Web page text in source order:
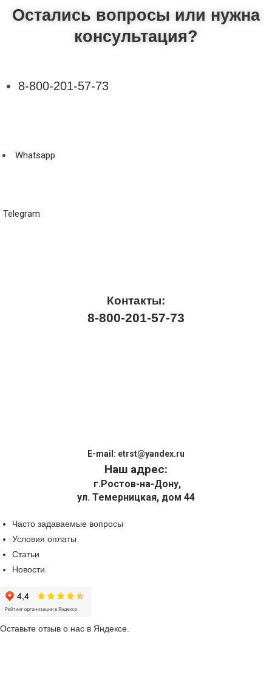
Остались вопросы или нужна
консультация?
8-800-201-57-73
Whatsapp
Telegram
Контакты:
8-800-201-57-73
E-mail: etrst@yandex.ru
Наш адрес:
г.Ростов-на-Дону,
ул. Темерницкая, дом 44
Часто задаваемые вопросы
Условия оплаты
Статьи
Новости
Оставьте отзыв о нас в Яндексе.